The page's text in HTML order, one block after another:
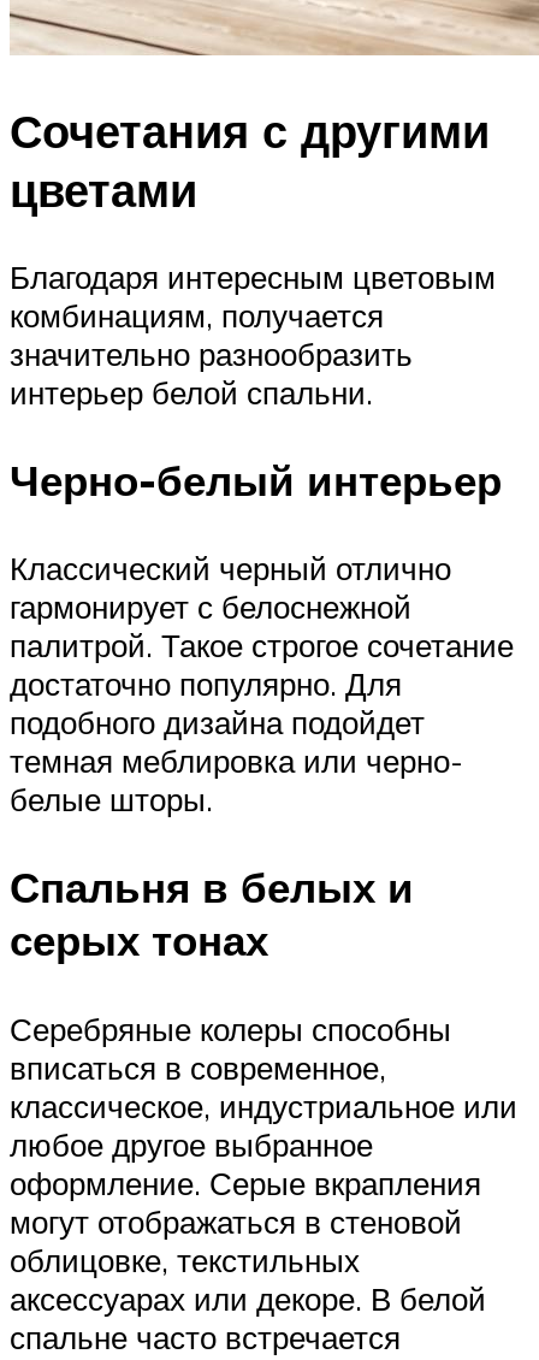
Сочетания с другими
цветами
Благодаря интересным цветовым
комбинациям, получается
значительно разнообразить
интерьер белой спальни.
Черно-белый интерьер
Классический черный отлично
гармонирует с белоснежной
палитрой. Такое строгое сочетание
достаточно популярно. Для
подобного дизайна подойдет
темная меблировка или черно-
белые шторы.
Спальня в белых и
серых тонах
Серебряные колеры способны
вписаться в современное,
классическое, индустриальное или
любое другое выбранное
оформление. Серые вкрапления
могут отображаться в стеновой
облицовке, текстильных
аксессуарах или декоре. В белой
спальне часто встречается